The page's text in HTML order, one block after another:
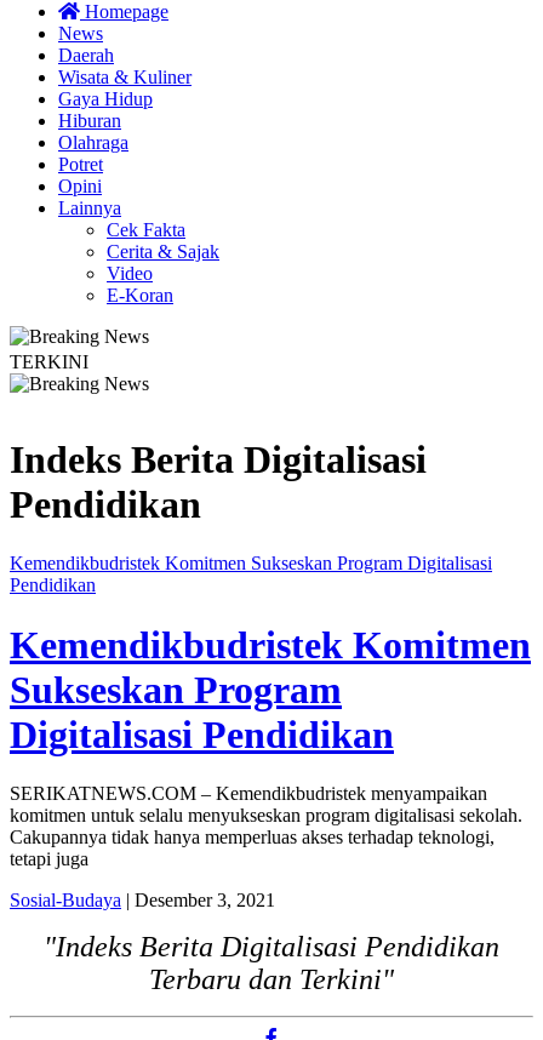
Homepage
News
Daerah
Wisata & Kuliner
Gaya Hidup
Hiburan
Olahraga
Potret
Opini
Lainnya
Cek Fakta
Cerita & Sajak
Video
E-Koran
TERKINI
Indeks Berita Digitalisasi
Pendidikan
Kemendikbudristek Komitmen Sukseskan Program Digitalisasi
Pendidikan
Kemendikbudristek Komitmen
Sukseskan Program
Digitalisasi Pendidikan
SERIKATNEWS.COM – Kemendikbudristek menyampaikan
komitmen untuk selalu menyukseskan program digitalisasi sekolah.
Cakupannya tidak hanya memperluas akses terhadap teknologi,
tetapi juga
Sosial-Budaya | Desember 3, 2021
"Indeks Berita Digitalisasi Pendidikan
Terbaru dan Terkini"